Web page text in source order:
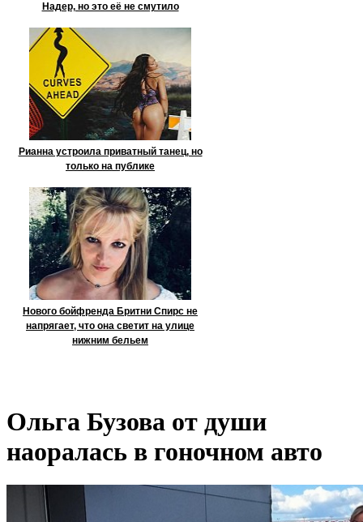
Надер, но это её не смутило
Рианна устроила приватный танец, но
только на публике
Нового бойфренда Бритни Спирс не
напрягает, что она светит на улице
нижним бельем
Ольга Бузова от души
наоралась в гоночном авто